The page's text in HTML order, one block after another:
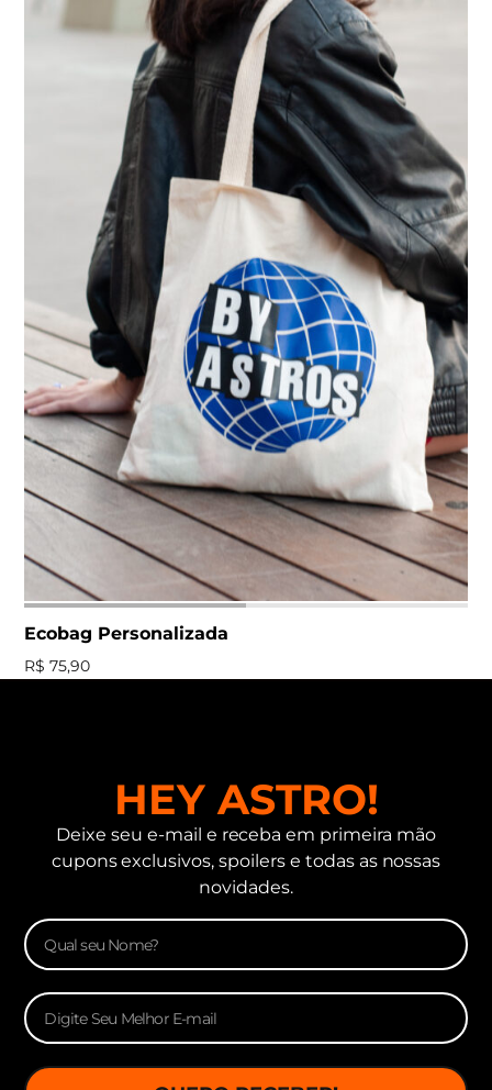
Ecobag Personalizada
R$ 75,90
HEY ASTRO!
Deixe seu e-mail e receba em primeira mão
cupons exclusivos, spoilers e todas as nossas
novidades.